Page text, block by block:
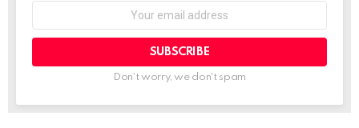
Don't worry, we don't spam